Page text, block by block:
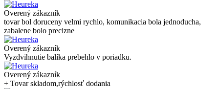
Overený zákazník
tovar bol doruceny velmi rychlo, komunikacia bola jednoducha,
zabalene bolo precizne
Overený zákazník
Vyzdvihnutie balíka prebehlo v poriadku.
Overený zákazník
+ Tovar skladom,rýchlosť dodania